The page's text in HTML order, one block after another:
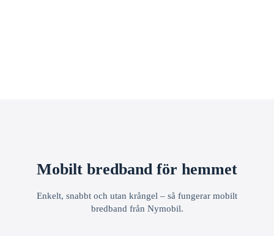
Mobilt bredband för hemmet
Enkelt, snabbt och utan krångel – så fungerar mobilt
bredband från Nymobil.